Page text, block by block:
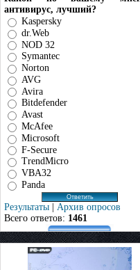
антивирус, лучший?
Kaspersky
dr.Web
NOD 32
Symantec
Norton
AVG
Avira
Bitdefender
Avast
McAfee
Microsoft
F-Secure
TrendMicro
VBA32
Panda
Результаты | Архив опросов
Всего ответов: 1461